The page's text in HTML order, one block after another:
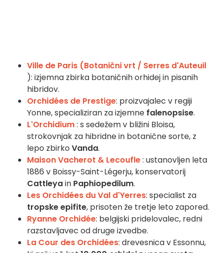
Ville de Paris (Botanični vrt / Serres d'Auteuil
): izjemna zbirka botaničnih orhidej in pisanih
hibridov.
Orchidées de Prestige: proizvajalec v regiji
Yonne, specializiran za izjemne falenopsise.
L'Orchidium: s sedežem v bližini Bloisa,
strokovnjak za hibridne in botanične sorte, z
lepo zbirko Vanda.
Maison Vacherot & Lecoufle: ustanovljen leta
1886 v Boissy-Saint-Légerju, konservatorij
Cattleyain Paphiopedilum.
Les Orchidées du Val d'Yerres: specialist za
tropske epifite, prisoten že tretje leto zapored.
Ryanne Orchidée: belgijski pridelovalec, redni
razstavljavec od druge izvedbe.
La Cour des Orchidées: drevesnica v Essonnu,